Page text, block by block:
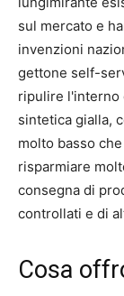
sul mercato e
invenzioni
gettone self-
ripulire l'interno
sintetica gialla,
molto basso
risparmiare
consegna di
controllati e di
Cosa